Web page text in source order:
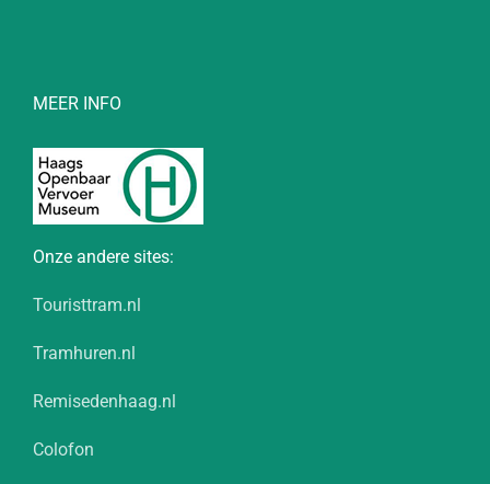
MEER INFO
Onze andere sites:
Touristtram.nl
Tramhuren.nl
Remisedenhaag.nl
Colofon